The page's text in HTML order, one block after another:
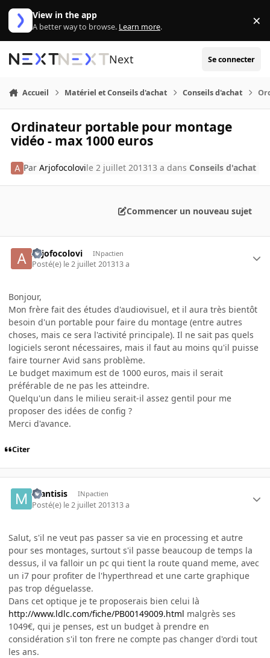
Aller au contenu
View in the app
A better way to browse. Learn more. ×
Next Se connecter
Accueil Matériel et Conseils d'achat Conseils d'achat
Ordinateur portable pour montage
vidéo - max 1000 euros
ParArjofocolovile 2 juillet 201313 a dans Conseils d'achat
Commencer un nouveau sujet
Arjofocolovi INpactien
Posté(e) le 2 juillet 201313 a
Bonjour,
Mon frère fait des études d'audiovisuel, et il aura très bientôt
besoin d'un portable pour faire du montage (entre autres
choses, mais ce sera l'activité principale). Il ne sait pas quels
logiciels seront nécessaires, mais il faut au moins qu'il puisse
faire tourner Avid sans problème.
Le budget maximum est de 1000 euros, mais il serait
préférable de ne pas les atteindre.
Quelqu'un dans le milieu serait-il assez gentil pour me
proposer des idées de config ?
Merci d'avance.
Citer
mantisis INpactien
Posté(e) le 2 juillet 201313 a
Salut, s'il ne veut pas passer sa vie en processing et autre
pour ses montages, surtout s'il passe beaucoup de temps la
dessus, il va falloir un pc qui tient la route quand meme, avec
un i7 pour profiter de l'hyperthread et une carte graphique
pas trop déguelasse.
Dans cet optique je te proposerais bien celui là
http://www.ldlc.com/fiche/PB00149009.html malgrès ses
1049€, qui je penses, est un budget à prendre en
considération s'il ton frere ne compte pas changer d'ordi tout
les ans.